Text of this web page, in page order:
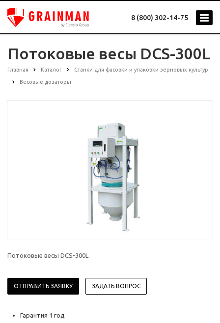
8 (800) 302-14-75
Потоковые весы DCS-300L
Главная Каталог Станки для фасовки и упаковки зерновых культур
Весовые дозаторы
Потоковые весы DCS-300L
ОТПРАВИТЬ ЗАЯВКУ ЗАДАТЬ ВОПРОС
Гарантия 1 год